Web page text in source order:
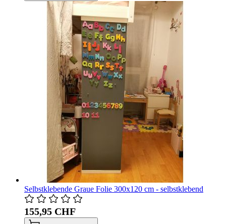
Selbstklebende Graue Folie 300x120 cm - selbstklebend
155,95 CHF